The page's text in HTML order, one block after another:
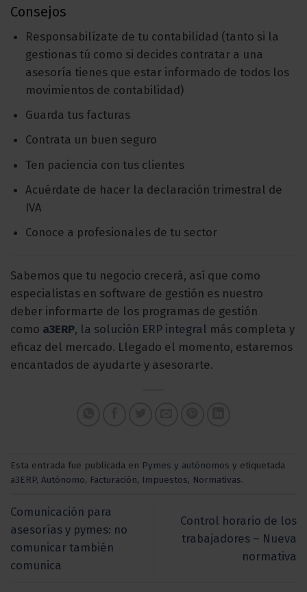
Consejos
Responsabilízate de tu contabilidad (tanto si la
gestionas tú como si decides contratar a una
asesoría tienes que estar informado de todos los
movimientos de contabilidad)
Guarda tus facturas
Contrata un buen seguro
Ten paciencia con tus clientes
Acuérdate de hacer la declaración trimestral de
IVA
Conoce a profesionales de tu sector
Sabemos que tu negocio crecerá, así que como
especialistas en software de gestión es nuestro
deber informarte de los programas de gestión
como a3ERP, la solución ERP integral más completa y
eficaz del mercado. Llegado el momento, estaremos
encantados de ayudarte y asesorarte.
Esta entrada fue publicada en Pymes y autónomos y etiquetada
a3ERP, Autónomo, Facturación, Impuestos, Normativas.
Comunicación para
asesorías y pymes: no
comunicar también
comunica
Control horario de los
trabajadores – Nueva
normativa